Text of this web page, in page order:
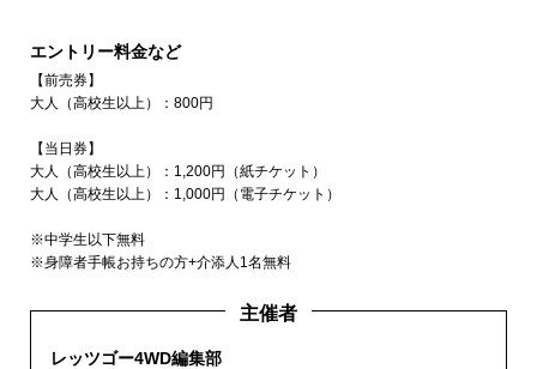
エントリー料金など
【前売券】
大人（高校生以上）：800円
【当日券】
大人（高校生以上）：1,200円（紙チケット）
大人（高校生以上）：1,000円（電子チケット）
※中学生以下無料
※身障者手帳お持ちの方+介添人1名無料
主催者
レッツゴー4WD編集部